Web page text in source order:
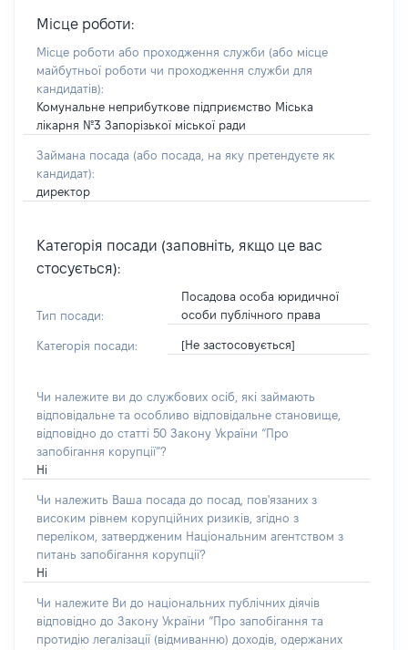
Місце роботи:
Місце роботи або проходження служби (або місце
майбутньої роботи чи проходження служби для
кандидатів):
Комунальне неприбуткове підприємство Міська
лікарня №3 Запорізької міської ради
Займана посада (або посада, на яку претендуєте як
кандидат):
директор
Категорія посади (заповніть, якщо це вас
стосується):
Тип посади:
Посадова особа юридичної
особи публічного права
Категорія посади: [Не застосовується]
Чи належите ви до службових осіб, які займають
відповідальне та особливо відповідальне становище,
відповідно до статті 50 Закону України “Про
запобігання корупції”?
Ні
Чи належить Ваша посада до посад, пов'язаних з
високим рівнем корупційних ризиків, згідно з
переліком, затвердженим Національним агентством з
питань запобігання корупції?
Ні
Чи належите Ви до національних публічних діячів
відповідно до Закону України “Про запобігання та
протидію легалізації (відмиванню) доходів, одержаних